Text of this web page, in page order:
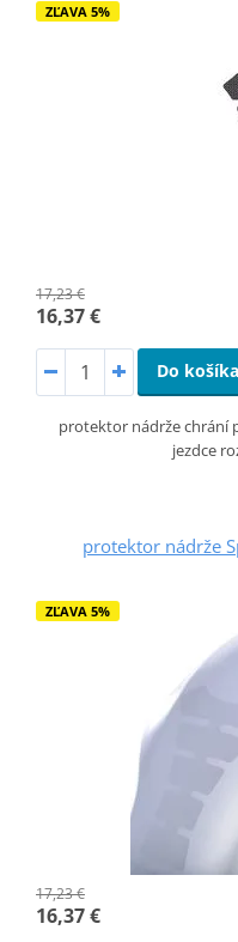
ZĽAVA 5%
17,23 €
16,37 €
Do košíka
protektor nádrže chrání
jezdce
protektor nádrže
ZĽAVA 5%
17,23 €
16,37 €